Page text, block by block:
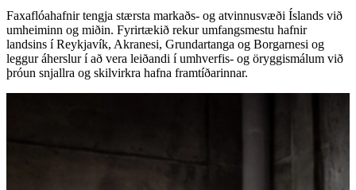
Faxaflóahafnir tengja stærsta markaðs- og atvinnusvæði Íslands við
umheiminn og miðin. Fyrirtækið rekur umfangsmestu hafnir
landsins í Reykjavík, Akranesi, Grundartanga og Borgarnesi og
leggur áherslur í að vera leiðandi í umhverfis- og öryggismálum við
þróun snjallra og skilvirkra hafna framtíðarinnar.